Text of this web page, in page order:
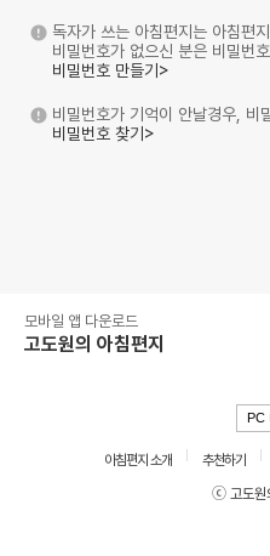
독자가 쓰는 아침편지는 아침편
비밀번호가 없으신 분은 비밀번
비밀번호 만들기>
비밀번호가 기억이 안날경우, 비
비밀번호 찾기>
모바일 앱 다운로드
고도원의 아침편지
PC
아침편지 소개 추천하기
ⓒ 고도원